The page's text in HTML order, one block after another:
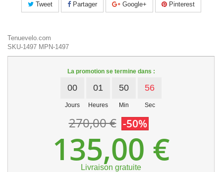
Tweet Partager Google+ Pinterest
Tenuevelo.com
SKU-1497 MPN-1497
La promotion se termine dans :
00
Jours
01
Heures
50
Min
56
Sec
270,00 € -50%
135,00 €
Livraison gratuite